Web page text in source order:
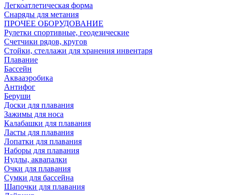
Легкоатлетическая форма
Снаряды для метания
ПРОЧЕЕ ОБОРУДОВАНИЕ
Рулетки спортивные, геодезические
Счетчики рядов, кругов
Стойки, стеллажи для хранения инвентаря
Плавание
Бассейн
Аквааэробика
Антифог
Беруши
Доски для плавания
Зажимы для носа
Калабашки для плавания
Ласты для плавания
Лопатки для плавания
Наборы для плавания
Нудлы, аквапалки
Очки для плавания
Сумки для бассейна
Шапочки для плавания